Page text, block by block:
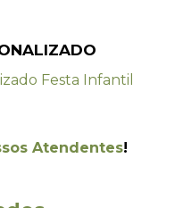
Atendentes!